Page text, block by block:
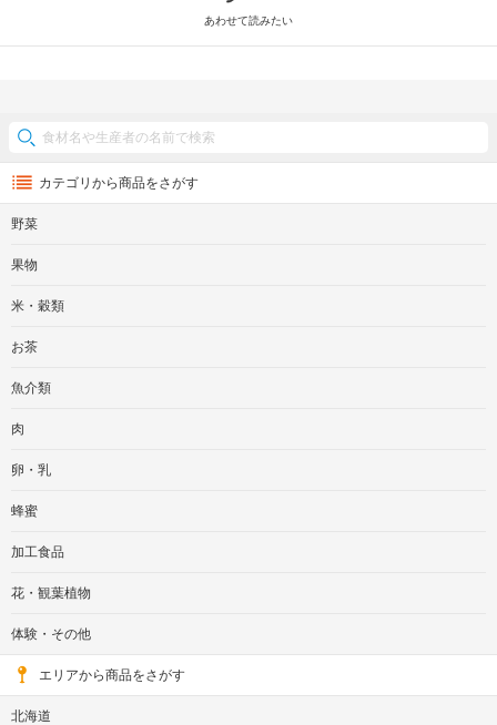
あわせて読みたい
カテゴリから商品をさがす
野菜
果物
米・穀類
お茶
魚介類
肉
卵・乳
蜂蜜
加工食品
花・観葉植物
体験・その他
エリアから商品をさがす
北海道